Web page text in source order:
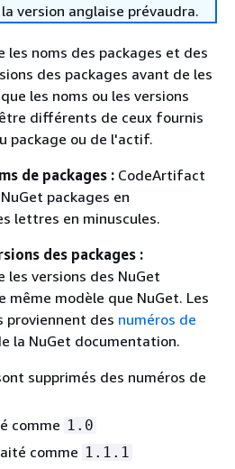
version anglaise prévaudra.
noms des packages et des
des packages avant de les
les noms ou les versions
différents de ceux fournis
package ou de l'actif.
de packages : CodeArtifact
packages en
lettres en minuscules.
des packages :
versions des NuGet
même modèle que NuGet. Les
proviennent des numéros de
la NuGet documentation.
supprimés des numéros de
comme 1.0
comme 1.1.1